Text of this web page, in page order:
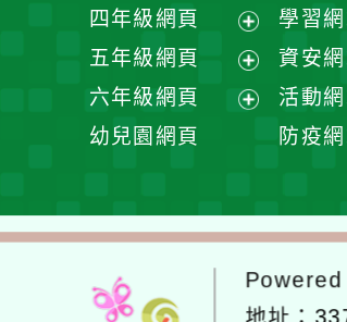
單
選
單
展
選
單
四年級網頁
展
選
五年級網頁
展
開
六年級網頁
單
幼兒園網頁
學習
資安
活動
防疫
地址：